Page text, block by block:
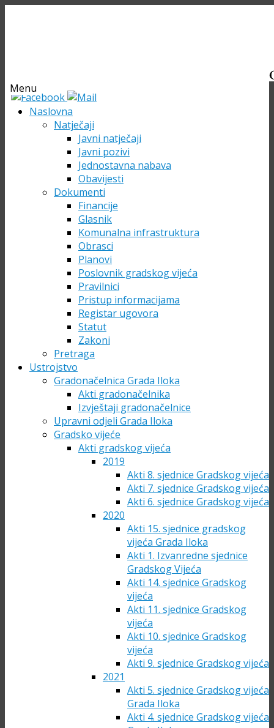
Menu
Skip Naslovna
Natječaji
Javni natječaji
Javni pozivi
Jednostavna nabava
Obavijesti
Dokumenti
Financije
Glasnik
Komunalna infrastruktura
Obrasci
Planovi
Poslovnik gradskog vijeća
Pravilnici
Pristup informacijama
Registar ugovora
Statut
Zakoni
Pretraga
Ustrojstvo
Gradonačelnica Grada Iloka
Akti gradonačelnika
Izvještaji gradonačelnice
Upravni odjeli Grada Iloka
Gradsko vijeće
Akti gradskog vijeća
2019
Akti 8. sjednice Gradskog vijeća
Akti 7. sjednice Gradskog vijeća
Akti 6. sjednice Gradskog vijeća
2020
Akti 15. sjednice gradskog
vijeća Grada Iloka
Akti 1. Izvanredne sjednice
Gradskog Vijeća
Akti 14. sjednice Gradskog
vijeća
Akti 11. sjednice Gradskog
vijeća
Akti 10. sjednice Gradskog
vijeća
Akti 9. sjednice Gradskog vijeća
2021
Akti 5. sjednice Gradskog vijeća
Grada Iloka
Akti 4. sjednice Gradskog vijeća